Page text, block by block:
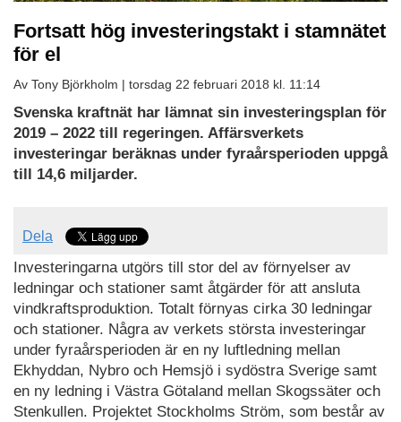
Fortsatt hög investeringstakt i stamnätet
för el
Av Tony Björkholm | torsdag 22 februari 2018 kl. 11:14
Svenska kraftnät har lämnat sin investeringsplan för
2019 – 2022 till regeringen. Affärsverkets
investeringar beräknas under fyraårsperioden uppgå
till 14,6 miljarder.
Dela
Investeringarna utgörs till stor del av förnyelser av
ledningar och stationer samt åtgärder för att ansluta
vindkraftsproduktion. Totalt förnyas cirka 30 ledningar
och stationer. Några av verkets största investeringar
under fyraårsperioden är en ny luftledning mellan
Ekhyddan, Nybro och Hemsjö i sydöstra Sverige samt
en ny ledning i Västra Götaland mellan Skogssäter och
Stenkullen. Projektet Stockholms Ström, som består av